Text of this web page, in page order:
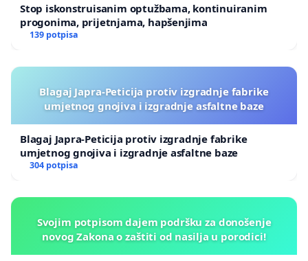
Stop iskonstruisanim optužbama, kontinuiranim
progonima, prijetnjama, hapšenjima
139 potpisa
Blagaj Japra-Peticija protiv izgradnje fabrike
umjetnog gnojiva i izgradnje asfaltne baze
Blagaj Japra-Peticija protiv izgradnje fabrike
umjetnog gnojiva i izgradnje asfaltne baze
304 potpisa
Svojim potpisom dajem podršku za donošenje
novog Zakona o zaštiti od nasilja u porodici!